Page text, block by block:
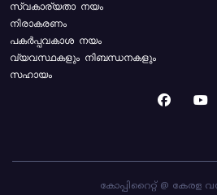
സ്വകാര്യതാ നയം
നിരാകരണം
പകർപ്പവകാശ നയം
വ്യവസ്ഥകളും നിബന്ധനകളും
സഹായം
കോപ്പിറൈറ്റ് @ കേരള